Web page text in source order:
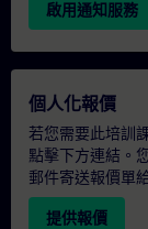
啟用通知服務
個人化報價
若您需要此培訓
點擊下方連結。
郵件寄送報價單
提供報價